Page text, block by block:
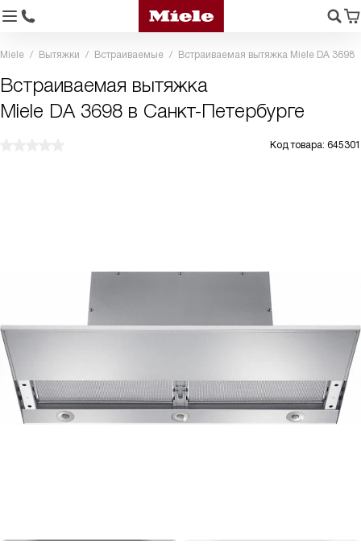
Miele Вытяжки Встраиваемые Встраиваемая вытяжка Miele DA 3698
Встраиваемая вытяжка
Miele DA 3698 в Санкт-Петербурге
Код товара: 645301